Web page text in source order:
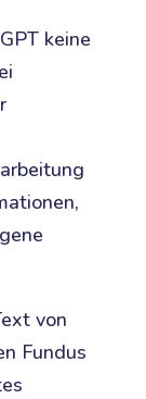
keine
von
Fundus